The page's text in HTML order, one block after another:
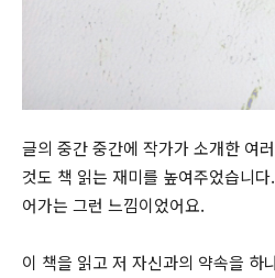
글의 중간 중간에 작가가 소개한 여
것도 책 읽는 재미를 높여주었습니
어가는 그런 느낌이었어요.
이 책을 읽고 저 자신과의 약속을 하